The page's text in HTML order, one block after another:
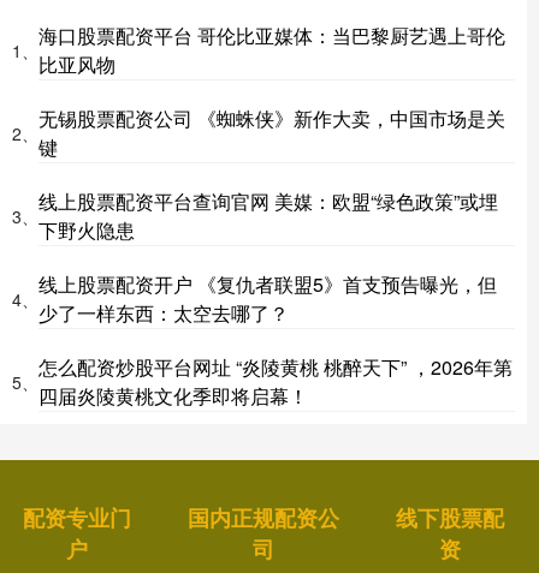
1、
海口股票配资平台 哥伦比亚媒体：当巴黎厨艺遇上哥伦
比亚风物
2、
无锡股票配资公司 《蜘蛛侠》新作大卖，中国市场是关
键
3、
线上股票配资平台查询官网 美媒：欧盟“绿色政策”或埋
下野火隐患
4、
线上股票配资开户 《复仇者联盟5》首支预告曝光，但
少了一样东西：太空去哪了？
5、
怎么配资炒股平台网址 “炎陵黄桃 桃醉天下” ，2026年第
四届炎陵黄桃文化季即将启幕！
配资专业门
户
国内正规配资公
司
线下股票配
资